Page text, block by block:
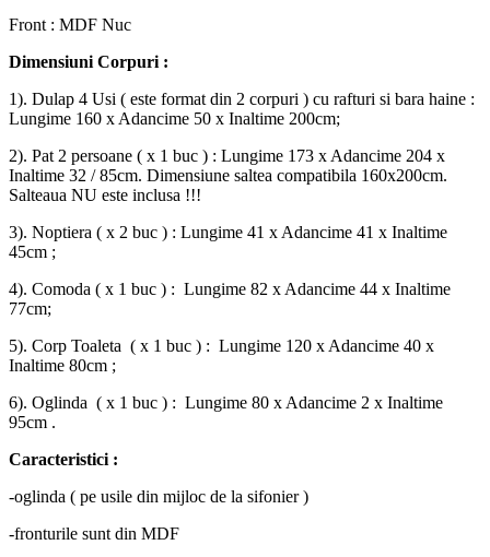
Front : MDF Nuc
Dimensiuni Corpuri :
1). Dulap 4 Usi ( este format din 2 corpuri ) cu rafturi si bara haine :
Lungime 160 x Adancime 50 x Inaltime 200cm;
2). Pat 2 persoane ( x 1 buc ) : Lungime 173 x Adancime 204 x
Inaltime 32 / 85cm. Dimensiune saltea compatibila 160x200cm.
Salteaua NU este inclusa !!!
3). Noptiera ( x 2 buc ) : Lungime 41 x Adancime 41 x Inaltime
45cm ;
4). Comoda ( x 1 buc ) : Lungime 82 x Adancime 44 x Inaltime
77cm;
5). Corp Toaleta ( x 1 buc ) : Lungime 120 x Adancime 40 x
Inaltime 80cm ;
6). Oglinda ( x 1 buc ) : Lungime 80 x Adancime 2 x Inaltime
95cm .
Caracteristici :
-oglinda ( pe usile din mijloc de la sifonier )
-fronturile sunt din MDF